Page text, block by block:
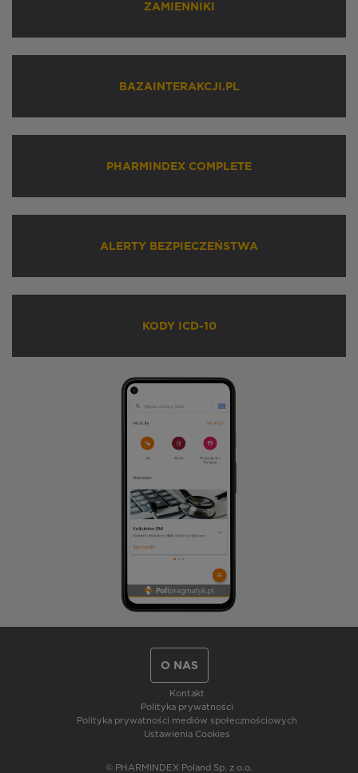
ZAMIENNIKI
BAZAINTERAKCJI.PL
PHARMINDEX COMPLETE
ALERTY BEZPIECZEŃSTWA
KODY ICD-10
O NAS
Kontakt
Polityka prywatności
Polityka prywatności mediów społecznościowych
Ustawienia Cookies
© PHARMINDEX Poland Sp. z o.o.